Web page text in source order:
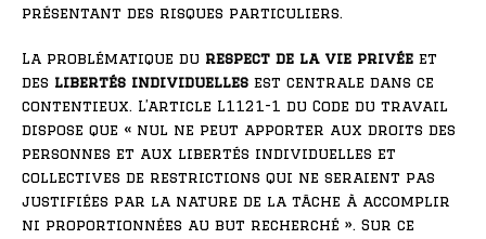
présentant des risques particuliers.
La problématique du respect de la vie privée et
des libertés individuelles est centrale dans ce
contentieux. L’article L1121-1 du Code du travail
dispose que « nul ne peut apporter aux droits des
personnes et aux libertés individuelles et
collectives de restrictions qui ne seraient pas
justifiées par la nature de la tâche à accomplir
ni proportionnées au but recherché ». Sur ce